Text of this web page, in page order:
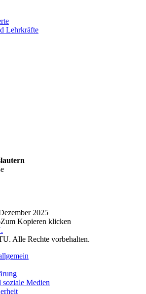
Lehrkräfte
2025
Zum Kopieren klicken
Alle Rechte vorbehalten.
soziale Medien